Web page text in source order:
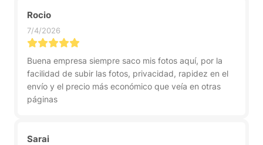
Rocio
7/4/2026
Buena empresa siempre saco mis fotos aquí, por la
facilidad de subir las fotos, privacidad, rapidez en el
envío y el precio más económico que veía en otras
páginas
Sarai